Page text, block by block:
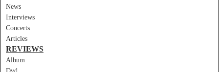
News
Interviews
Concerts
Articles
REVIEWS
Album